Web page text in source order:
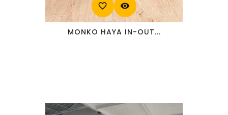
favorite_border visibility
MONKO HAYA IN-OUT...